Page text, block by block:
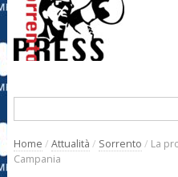
Home / Attualità / Sorrento / La
Campania